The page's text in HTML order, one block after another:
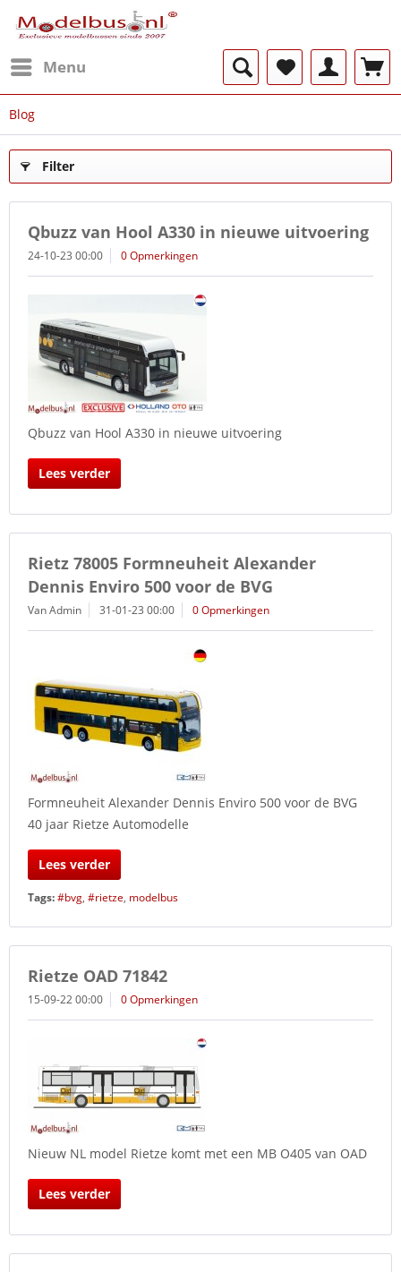
Menu
Blog
Filter
Qbuzz van Hool A330 in nieuwe uitvoering
24-10-23 00:00 0 Opmerkingen
Qbuzz van Hool A330 in nieuwe uitvoering
Lees verder
Rietz 78005 Formneuheit Alexander
Dennis Enviro 500 voor de BVG
Van Admin 31-01-23 00:00 0 Opmerkingen
Formneuheit Alexander Dennis Enviro 500 voor de BVG
40 jaar Rietze Automodelle
Lees verder
Tags:#bvg, #rietze, modelbus
Rietze OAD 71842
15-09-22 00:00 0 Opmerkingen
Nieuw NL model Rietze komt met een MB O405 van OAD
Lees verder